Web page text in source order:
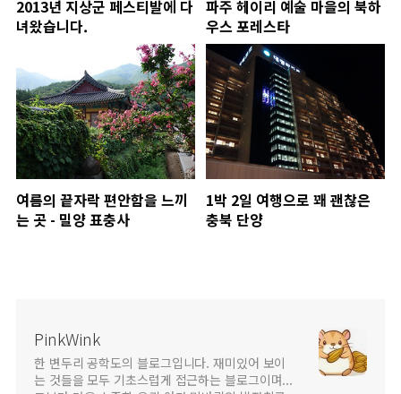
2013년 지상군 페스티발에 다
녀왔습니다.
파주 헤이리 예술 마을의 북하
우스 포레스타
여름의 끝자락 편안함을 느끼
는 곳 - 밀양 표충사
1박 2일 여행으로 꽤 괜찮은
충북 단양
PinkWink
한 변두리 공학도의 블로그입니다. 재미있어 보이
는 것들을 모두 기초스럽게 접근하는 블로그이며...